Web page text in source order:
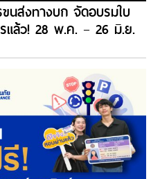
นส่งทางบก จัดอบรมใบ
แล้ว! 28 พ.ค. – 26 มิ.ย.